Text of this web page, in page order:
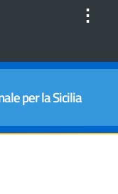
⋮
per la Sicilia